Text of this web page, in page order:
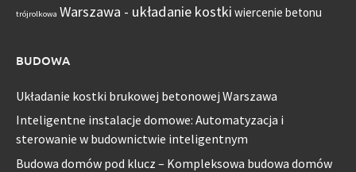
trójrolkowa Warszawa - układanie kostki wiercenie betonu
BUDOWA
Układanie kostki brukowej betonowej Warszawa
Inteligentne instalacje domowe: Automatyzacja i
sterowanie w budownictwie inteligentnym
Budowa domów pod klucz – Kompleksowa budowa domów